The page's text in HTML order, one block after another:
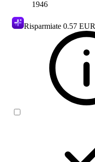
1946
Risparmiate 0.57 EUR